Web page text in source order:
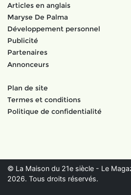
Articles en anglais
Maryse De Palma
Développement personnel
Publicité
Partenaires
Annonceurs
Plan de site
Termes et conditions
Politique de confidentialité
© La Maison du 21e siècle - Le
2026. Tous droits réservés.